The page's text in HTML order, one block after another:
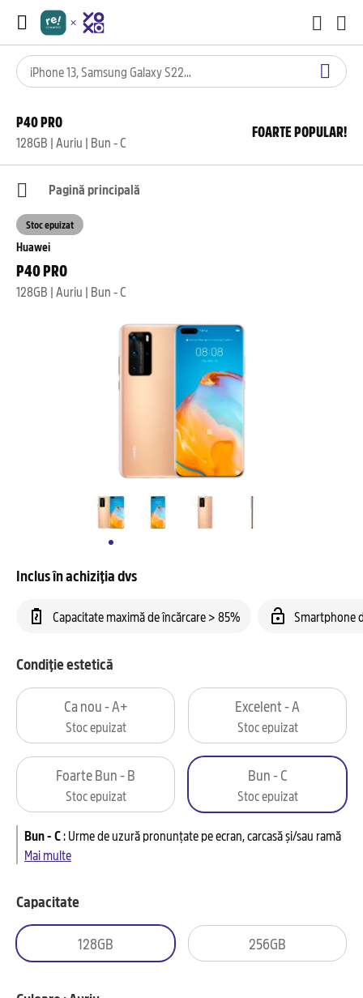
P40 PRO
128GB | Auriu | Bun - C
FOARTE POPULAR!
Pagină principală
Huawei
P40 PRO
128GB | Auriu | Bun - C
Stoc epuizat
Inclus în achiziția dvs
Capacitate maximă de încărcare > 85% Smartphone
Condiție estetică
Ca nou - A+
Stoc epuizat
Excelent - A
Stoc epuizat
Foarte Bun - B
Stoc epuizat
Bun - C
Stoc epuizat
Bun - C:Urme de uzură pronunțate pe ecran, carcasă și/sau ramă
Mai multe
Capacitate
128GB 256GB